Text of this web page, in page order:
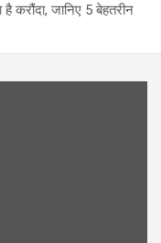
जानिए 5 बेहतरीन